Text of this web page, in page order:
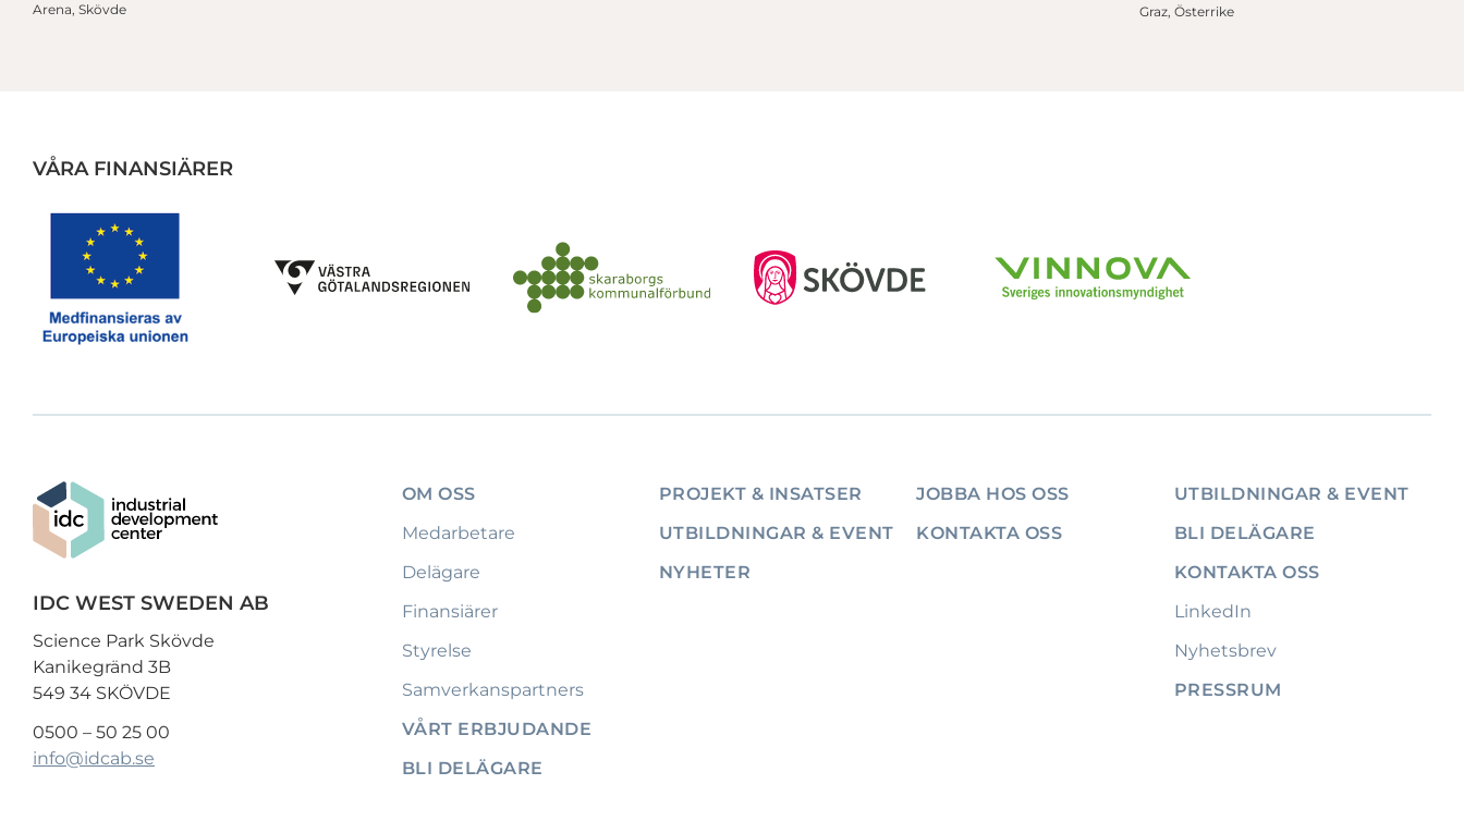
Arena, Skövde
Graz, Österrike
VÅRA FINANSIÄRER
IDC WEST SWEDEN AB
Science Park Skövde
Kanikegränd 3B
549 34 SKÖVDE
0500 – 50 25 00
info@idcab.se
OM OSS
Medarbetare
Delägare
Finansiärer
Styrelse
Samverkanspartners
VÅRT ERBJUDANDE
BLI DELÄGARE
PROJEKT & INSATSER
UTBILDNINGAR & EVENT
NYHETER
JOBBA HOS OSS
KONTAKTA OSS
UTBILDNINGAR & EVENT
BLI DELÄGARE
KONTAKTA OSS
LinkedIn
Nyhetsbrev
PRESSRUM